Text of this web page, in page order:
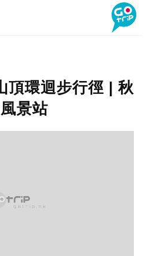
頂環迴步行徑 | 秋
景站